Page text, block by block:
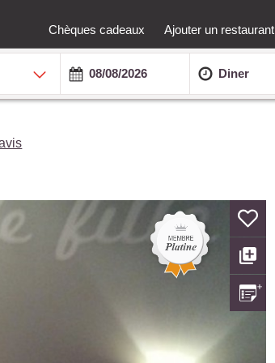
Chèques cadeaux Ajouter un restaurant
Diner